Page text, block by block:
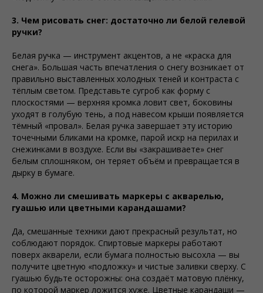
3. Чем рисовать снег: достаточно ли белой гелевой
ручки?
Белая ручка — инструмент акцентов, а не «краска для
снега». Большая часть впечатления о снегу возникает от
правильно выставленных холодных теней и контраста с
тёплым светом. Представьте сугроб как форму с
плоскостями — верхняя кромка ловит свет, боковины
уходят в голубую тень, а под навесом крыши появляется
тёмный «провал». Белая ручка завершает эту историю
точечными бликами на кромке, парой искр на перилах и
снежинками в воздухе. Если вы «закрашиваете» снег
белым сплошняком, он теряет объём и превращается в
дырку в бумаге.
4. Можно ли смешивать маркеры с акварелью,
гуашью или цветными карандашами?
Да, смешанные техники дают прекрасный результат, но
соблюдают порядок. Спиртовые маркеры работают
поверх акварели, если бумага полностью высохла — вы
получите цветную «подложку» и чистые заливки сверху. С
гуашью будьте осторожны: она создаёт матовую плёнку,
по которой маркер ложится хуже. Цветные карандаши —